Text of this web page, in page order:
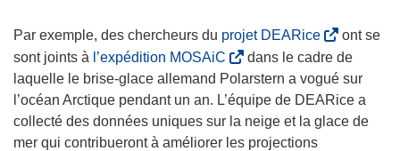
t
r
)
f
ê
t
r
e
d
a
n
s
Par exemple, des chercheurs du projet DEARice(
s
’
o
u
ont se
sont joints à l’expédition MOSAiC
s
’
o
u
dans le cadre de
laquelle le brise-glace allemand Polarstern a vogué sur
l’océan Arctique pendant un an. L’équipe de DEARice a
collecté des données uniques sur la neige et la glace de
mer qui contribueront à améliorer les projections